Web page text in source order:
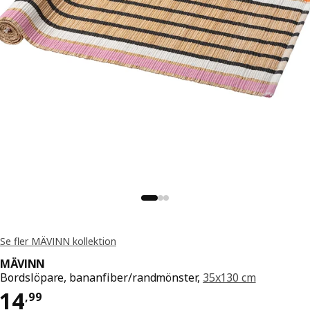
Se fler MÄVINN kollektion
MÄVINN
Bordslöpare, bananfiber/randmönster, 35x130 cm
14,99
Pris 14,99